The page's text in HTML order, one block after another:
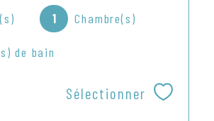
1 Chambre(s)
de bain
Sélectionner